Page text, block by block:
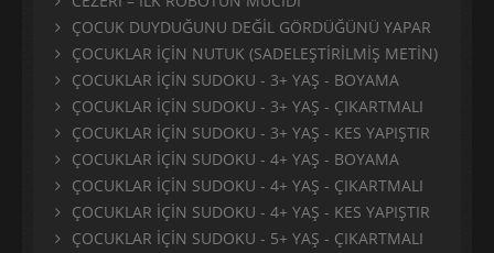
ÇOCUK DUYDUĞUNU DEĞİL GÖRDÜĞÜNÜ YAPAR
ÇOCUKLAR İÇİN NUTUK (SADELEŞTİRİLMİŞ METİN)
ÇOCUKLAR İÇİN SUDOKU - 3+ YAŞ - BOYAMA
ÇOCUKLAR İÇİN SUDOKU - 3+ YAŞ - ÇIKARTMALI
ÇOCUKLAR İÇİN SUDOKU - 3+ YAŞ - KES YAPIŞTIR
ÇOCUKLAR İÇİN SUDOKU - 4+ YAŞ - BOYAMA
ÇOCUKLAR İÇİN SUDOKU - 4+ YAŞ - ÇIKARTMALI
ÇOCUKLAR İÇİN SUDOKU - 4+ YAŞ - KES YAPIŞTIR
ÇOCUKLAR İÇİN SUDOKU - 5+ YAŞ - ÇIKARTMALI